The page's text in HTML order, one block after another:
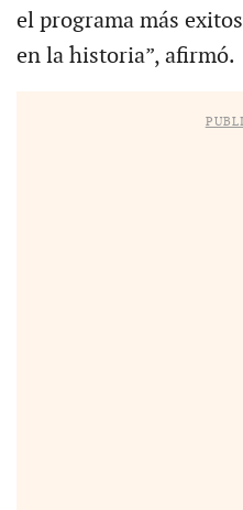
el programa más
en la historia”, afirmó.